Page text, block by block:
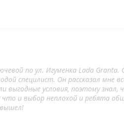
по ул. Игуменка Lada
специлист. Он рассказал мне
выгодные условия, поэтому
и выбор неплохой и ребята